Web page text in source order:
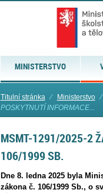
MINISTERSTVO
Titulní stránka ⁄ Ministerstvo ⁄
POSKYTNUTÍ INFORMACE...
MSMT-1291/2025-2
106/1999 SB.
Dne 8. ledna 2025 byla
zákona č. 106/1999 Sb., o